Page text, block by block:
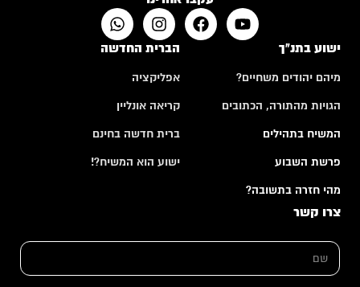
ישוע בתנ"ך
מיהם יהודים משחיים?
הגויות מהתורה, הכתובים
המשיח בתהילים
פרשת השבוע
מהי חזרה בתשובה?
הברית החדשה
אפליקציה
קריאה אונליין
ברית חדשה בחינם
ישוע הוא המשיח?!
צרו קשר
ש
*